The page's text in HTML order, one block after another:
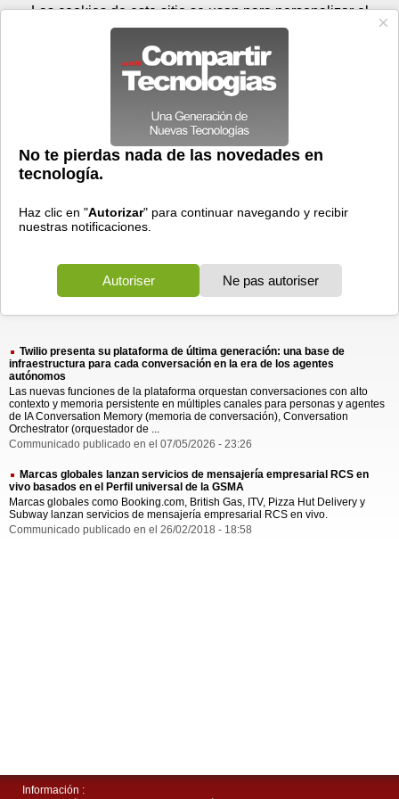
Prensa Videos
> twilio presenta plataforma
twilio presenta plataforma
2 resultados Ordenar por fecha-Ordenar por pertinencia
Twilio presenta su plataforma de última generación: una base de
infraestructura para cada conversación en la era de los agentes
autónomos
Las nuevas funciones de la plataforma orquestan conversaciones con alto
contexto y memoria persistente en múltiples canales para personas y agentes
de IA Conversation Memory (memoria de conversación), Conversation
Orchestrator (orquestador de ...
Communicado publicado en el 07/05/2026 - 23:26
Marcas globales lanzan servicios de mensajería empresarial RCS en
vivo basados en el Perfil universal de la GSMA
Marcas globales como Booking.com, British Gas, ITV, Pizza Hut Delivery y
Subway lanzan servicios de mensajería empresarial RCS en vivo.
Communicado publicado en el 26/02/2018 - 18:58
Domingo 09 de agosto - 15:29 Registrar Conectar
Información :
Las cookies de este sitio se usan para personalizar el
contenido y los anuncios, para ofrecer funciones de medios
sociales y para analizar el tráfico. Además, compartimos
información sobre el uso que haga del sitio web con nuestros
partners de medios sociales, de publicidad y de análisis
web.
OK